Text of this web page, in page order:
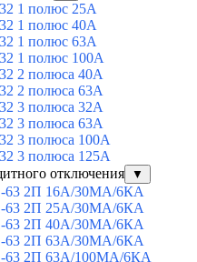
1 полюс 25А
1 полюс 40А
1 полюс 63А
1 полюс 100A
2 полюса 40А
2 полюса 63А
3 полюса 32А
3 полюса 63А
3 полюса 100А
3 полюса 125А
отключения
▼
63 2П 16А/30МА/6КА
63 2П 25А/30МА/6КА
63 2П 40А/30МА/6КА
63 2П 63А/30МА/6КА
63 2П 63А/100МА/6КА